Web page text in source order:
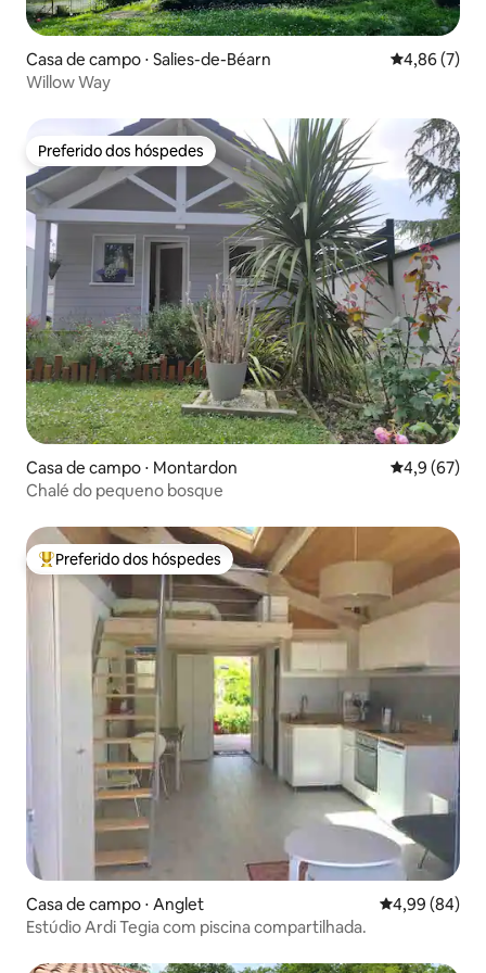
Casa de campo ⋅ Salies-de-Béarn 4,86 de uma
4,86 (7)
Willow Way
Preferido dos hóspedes
Preferido dos hóspedes
Casa de campo ⋅ Montardon 4,9 de uma
4,9 (67)
Chalé do pequeno bosque
Entre os melhores preferidos dos hóspedes
Preferido dos hóspedes
Casa de campo ⋅ Anglet 4,99 de uma
4,99 (84)
Estúdio Ardi Tegia com piscina compartilhada.